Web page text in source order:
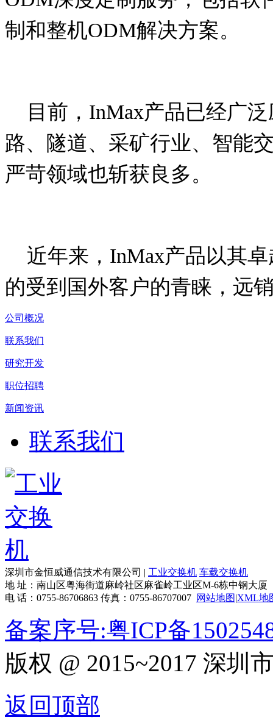
制和整机ODM解决方案。
目前， InMax产品已经广
路、隧道、采矿行业、智能
严苛领域也斩获良多。
近年来， InMax产品以其
的受到国外客户的青睐，远
公司概况
联系我们
研究开发
职位招聘
新闻资讯
联系我们
深圳市金恒威通信技术有限公司 | 工业交换机 车载交换机
地 址：南山区粤海街道麻岭社区麻雀岭工业区M-6栋中钢大厦
电 话：0755-86706863 传真：0755-86707007 网站地图|XML地
备案序号:粤ICP备
版权 @ 2015~2017 深圳
返回顶部